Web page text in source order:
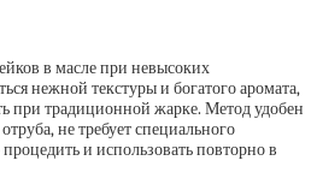
в масле при невысоких
нежной текстуры и богатого аромата,
при традиционной жарке. Метод удобен
не требует специального
и использовать повторно в